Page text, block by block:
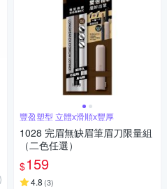
豐盈塑型 立體x滑順x豐厚
1028 完眉無缺眉筆眉刀限量組
（二色任選）
$159
4.8 (3)